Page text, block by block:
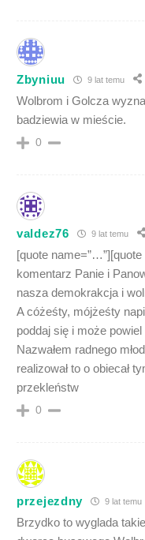
Zbyniuu 9 lat temu
Wolbrom i Golcza
badziewia w mieście.
0
valdez76 9 lat temu
[quote
komentarz Panie i
nasza demokrakcja i
A cóżeśty, mójżeśty
poddaj się i może
Nazwałem radnego
realizował to o obiecał
przekleństw
0
przejezdny 9 lat temu
Brzydko to wyglada